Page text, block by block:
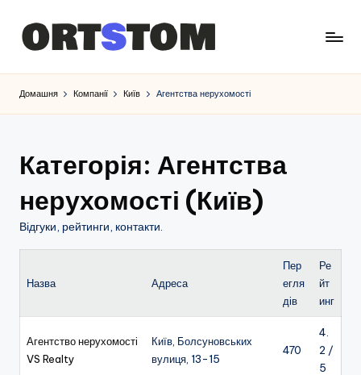
Домашня Компанії Київ Агентства нерухомості
Категорія: Агентства
нерухомості (Київ)
Відгуки, рейтинги, контакти.
Назва Адреса
Пер
егля
дів
Ре
йт
инг
Агентство нерухомості
VS Realty
Київ, Болсуновських
вулиця, 13-15
470
4.
2 /
5